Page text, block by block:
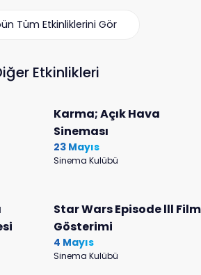
Tüm Etkinliklerini Gör
Etkinlikleri
Karma; Açık Hava
Sineması
23 Mayıs
Sinema Kulübü
Star Wars Episode lll Film
Gösterimi
4 Mayıs
Sinema Kulübü